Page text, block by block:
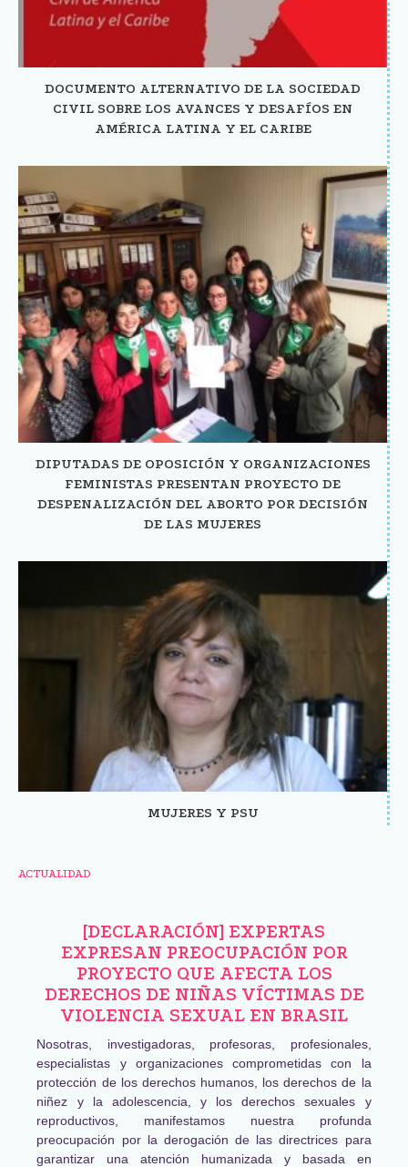
DOCUMENTO ALTERNATIVO DE LA SOCIEDAD
CIVIL SOBRE LOS AVANCES Y DESAFÍOS EN
AMÉRICA LATINA Y EL CARIBE
DIPUTADAS DE OPOSICIÓN Y ORGANIZACIONES
FEMINISTAS PRESENTAN PROYECTO DE
DESPENALIZACIÓN DEL ABORTO POR DECISIÓN
DE LAS MUJERES
MUJERES Y PSU
ACTUALIDAD
[DECLARACIÓN] EXPERTAS
EXPRESAN PREOCUPACIÓN POR
PROYECTO QUE AFECTA LOS
DERECHOS DE NIÑAS VÍCTIMAS DE
VIOLENCIA SEXUAL EN BRASIL
Nosotras, investigadoras, profesoras, profesionales,
especialistas y organizaciones comprometidas con la
protección de los derechos humanos, los derechos de la
niñez y la adolescencia, y los derechos sexuales y
reproductivos, manifestamos nuestra profunda
preocupación por la derogación de las directrices para
garantizar una atención humanizada y basada en